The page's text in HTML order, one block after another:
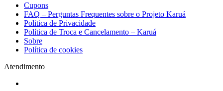
Cupons
FAQ – Perguntas Frequentes sobre o Projeto Karuá
Politica de Privacidade
Política de Troca e Cancelamento – Karuá
Sobre
Política de cookies
Atendimento